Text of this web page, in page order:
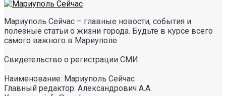
Мариуполь Сейчас – главные новости, события и
полезные статьи о жизни города. Будьте в курсе всего
самого важного в Мариуполе
Свидетельство о регистрации СМИ.
Наименование: Мариуполь Сейчас
Главный редактор: Александрович А.А.